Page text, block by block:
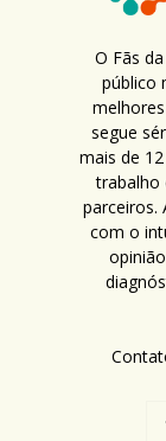
O Fãs
público
segue
mais de
trabalho
parceiros.
com o